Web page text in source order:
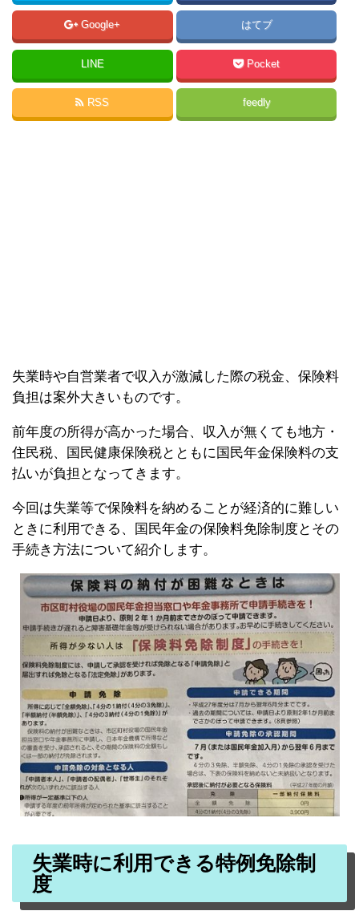
Google+ はてブ
LINE Pocket
RSS feedly
失業時や自営業者で収入が激減した際の税金、保険料
負担は案外大きいものです。
前年度の所得が高かった場合、収入が無くても地方・
住民税、国民健康保険税とともに国民年金保険料の支
払いが負担となってきます。
今回は失業等で保険料を納めることが経済的に難しい
ときに利用できる、国民年金の保険料免除制度とその
手続き方法について紹介します。
失業時に利用できる特例免除制
度